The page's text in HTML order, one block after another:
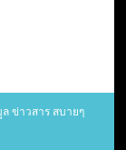
ล ข่าวสาร สบายๆ